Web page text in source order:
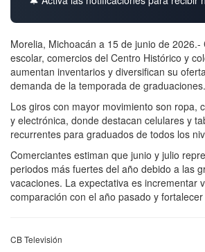
Morelia, Michoacán a 15 de junio de 2026.-
escolar, comercios del Centro Histórico y
aumentan inventarios y diversifican su
demanda de la temporada de graduaciones.
Los giros con mayor movimiento son ropa,
y electrónica, donde destacan celulares y
recurrentes para graduados de todos los
Comerciantes estiman que junio y julio
periodos más fuertes del año debido a las
vacaciones. La expectativa es incrementar
comparación con el año pasado y
CB Televisión